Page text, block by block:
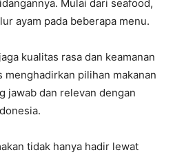
Mulai dari seafood,
ayam pada beberapa menu.
kualitas rasa dan keamanan
menghadirkan pilihan makanan
jawab dan relevan dengan
tidak hanya hadir lewat